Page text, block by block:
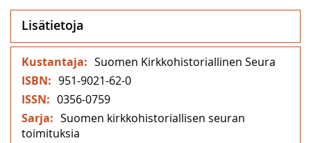
Lisätietoja
Lisätietoja
Suomen Kirkkohistoriallinen Seura
951-9021-62-0
0356-0759
Suomen kirkkohistoriallisen seuran
toimituksia